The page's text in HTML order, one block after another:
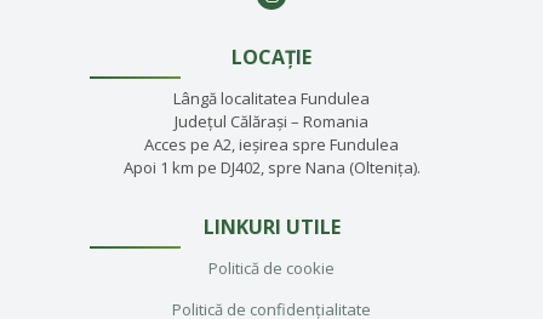
LOCAȚIE
Lângă localitatea Fundulea
Județul Călărași – Romania
Acces pe A2, ieșirea spre Fundulea
Apoi 1 km pe DJ402, spre Nana (Oltenița).
LINKURI UTILE
Politică de cookie
Politică de confidențialitate